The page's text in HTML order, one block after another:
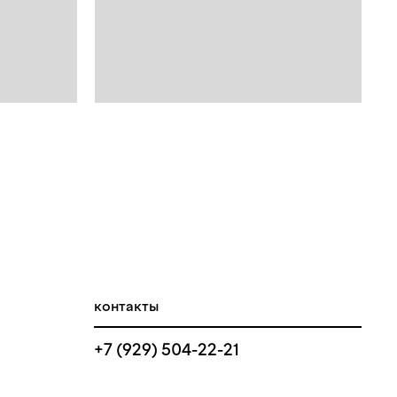
контакты
+7 (929) 504-22-21